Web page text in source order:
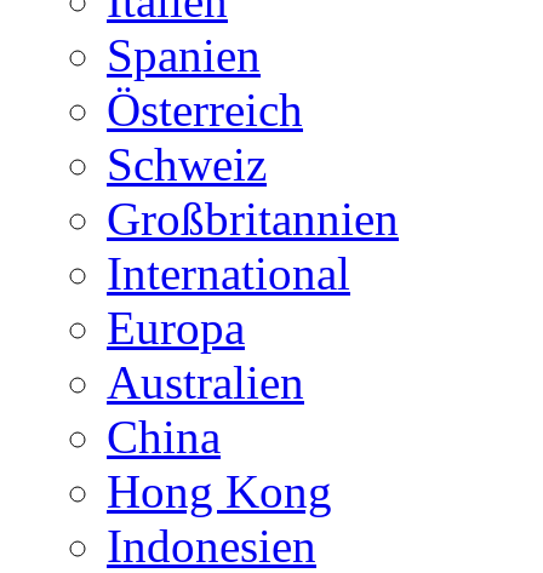
Spanien
Österreich
Schweiz
Großbritannien
International
Europa
Australien
China
Hong Kong
Indonesien